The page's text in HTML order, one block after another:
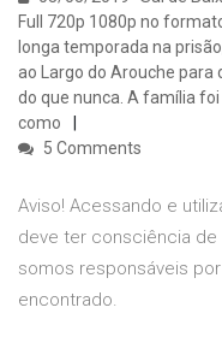
Full 720p 1080p no
longa temporada na
ao Largo do Arouche
do que nunca. A família
como
5 Comments
Aviso! Acessando e
deve ter consciência
somos responsáveis por
encontrado.